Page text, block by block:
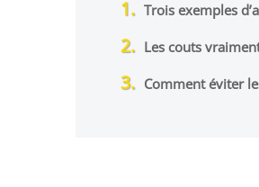
Trois exemples
Les couts
Comment éviter